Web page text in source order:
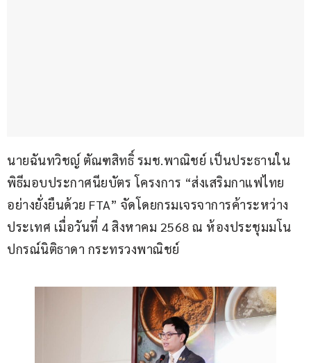
นายฉันทวิชญ์ ตัณฑสิทธิ์ รมช.พาณิชย์ เป็นประธานใน
พิธีมอบประกาศนียบัตร โครงการ “ส่งเสริมกาแฟไทย
อย่างยั่งยืนด้วย FTA” จัดโดยกรมเจรจาการค้าระหว่าง
ประเทศ เมื่อวันที่ 4 สิงหาคม 2568 ณ ห้องประชุมมโน
ปกรณ์นิติธาดา กระทรวงพาณิชย์